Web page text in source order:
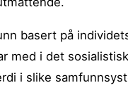
basert på
med i det
i slike